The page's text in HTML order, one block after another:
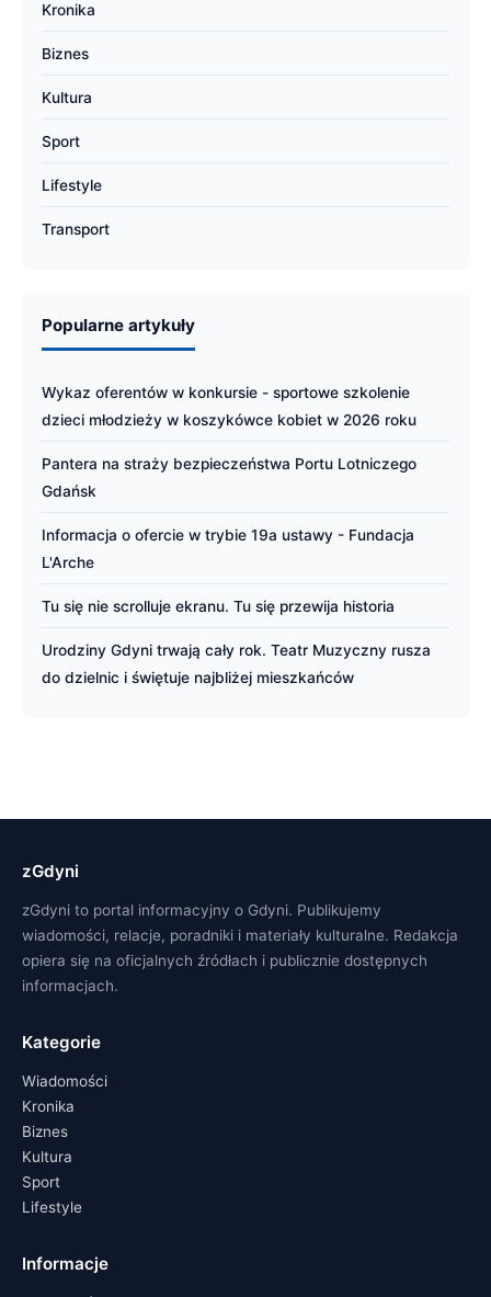
Kronika
Biznes
Kultura
Sport
Lifestyle
Transport
Popularne artykuły
Wykaz oferentów w konkursie - sportowe szkolenie
dzieci młodzieży w koszykówce kobiet w 2026 roku
Pantera na straży bezpieczeństwa Portu Lotniczego
Gdańsk
Informacja o ofercie w trybie 19a ustawy - Fundacja
L'Arche
Tu się nie scrolluje ekranu. Tu się przewija historia
Urodziny Gdyni trwają cały rok. Teatr Muzyczny rusza
do dzielnic i świętuje najbliżej mieszkańców
zGdyni
zGdyni to portal informacyjny o Gdyni. Publikujemy
wiadomości, relacje, poradniki i materiały kulturalne. Redakcja
opiera się na oficjalnych źródłach i publicznie dostępnych
informacjach.
Kategorie
Wiadomości
Kronika
Biznes
Kultura
Sport
Lifestyle
Informacje